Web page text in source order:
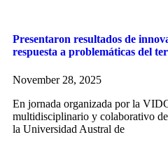
Presentaron resultados de
respuesta a problemáticas del
November 28, 2025
En jornada organizada por la
multidisciplinario y colaborativo
la Universidad Austral de